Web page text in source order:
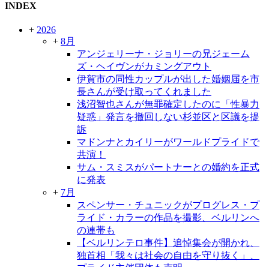
INDEX
+ 2026
+ 8月
アンジェリーナ・ジョリーの兄ジェーム
ズ・ヘイヴンがカミングアウト
伊賀市の同性カップルが出した婚姻届を市
長さんが受け取ってくれました
浅沼智也さんが無罪確定したのに「性暴力
疑惑」発言を撤回しない杉並区と区議を提
訴
マドンナとカイリーがワールドプライドで
共演！
サム・スミスがパートナーとの婚約を正式
に発表
+ 7月
スペンサー・チュニックがプログレス・プ
ライド・カラーの作品を撮影、ベルリンへ
の連帯も
【ベルリンテロ事件】追悼集会が開かれ、
独首相「我々は社会の自由を守り抜く」、